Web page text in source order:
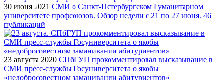
30 июня 2021 СМИ о Санкт-Петербургском Гуманитарном
университете профсоюзов. Обзор недели с 21 по 27 июня. 46
публикаций
23 августа 2020 СПбГУП прокомментировал высказывание в
СМИ пресс-службы Госуниверситета о якобы
«недобросовестном заманивании абитуриентов»